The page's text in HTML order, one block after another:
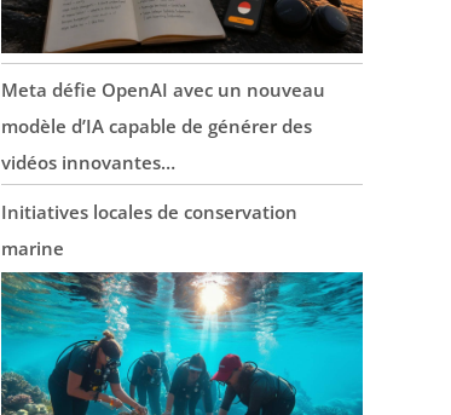
Meta défie OpenAI avec un nouveau
modèle d’IA capable de générer des
vidéos innovantes…
Initiatives locales de conservation
marine